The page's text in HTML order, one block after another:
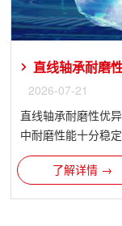
直线轴承​耐磨
2026-07-21
直线轴承耐磨性优
中耐磨性能十分稳
了解详情 →